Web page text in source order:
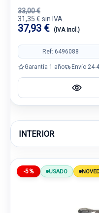
33,00 €
31,35 € sin IVA.
37,93 € (IVA incl.)
Ref: 6496088
Garantía 1 año Envío 24-
INTERIOR
-5% USADO